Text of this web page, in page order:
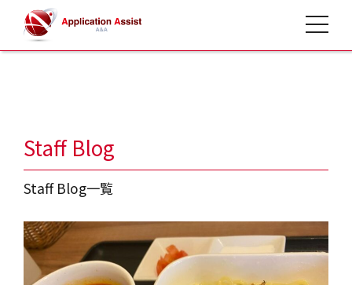
toggle
HOME>2022 4月
Staff Blog
Staff Blog一覧